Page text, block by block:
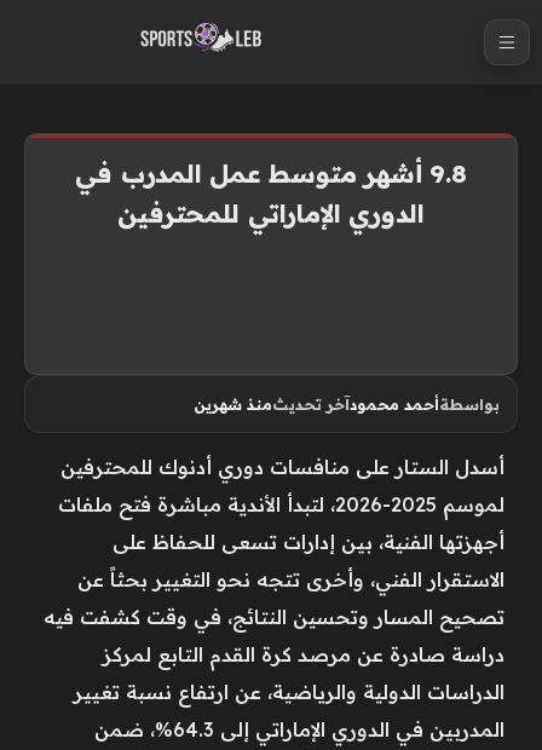
9.8 أشهر متوسط عمل المدرب في
الدوري الإماراتي للمحترفين
بواسطةأحمد محمودآخر تحديثمنذ شهرين
أسدل الستار على منافسات دوري أدنوك للمحترفين
لموسم 2025-2026، لتبدأ الأندية مباشرة فتح ملفات
أجهزتها الفنية، بين إدارات تسعى للحفاظ على
الاستقرار الفني، وأخرى تتجه نحو التغيير بحثاً عن
تصحيح المسار وتحسين النتائج، في وقت كشفت فيه
دراسة صادرة عن مرصد كرة القدم التابع لمركز
الدراسات الدولية والرياضية، عن ارتفاع نسبة تغيير
المدربين في الدوري الإماراتي إلى 64.3%، ضمن